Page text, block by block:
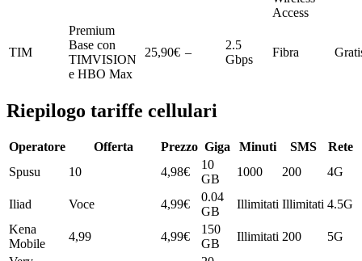
Access
TIM
Premium
Base con
TIMVISION
e HBO Max
25,90€ –
2.5
Gbps
Fibra
Riepilogo tariffe cellulari
Operatore Offerta Prezzo Giga Minuti SMS
Rete
Spusu
10 4,98€
10
GB
1000 200 4G
Iliad Voce 4,99€
0.04
GB
Illimitati Illimitati 4.5G
Kena
Mobile
4,99 4,99€
150
GB
Illimitati 200
5G